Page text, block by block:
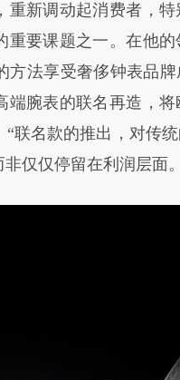
新调动起消费者，特
重要课题之一。在他
方法享受奢侈钟表品
端腕表的联名再造，
联名款的推出，对传
仅仅停留在利润层面